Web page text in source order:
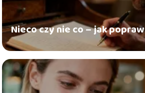
Nieco czy nie co – jak